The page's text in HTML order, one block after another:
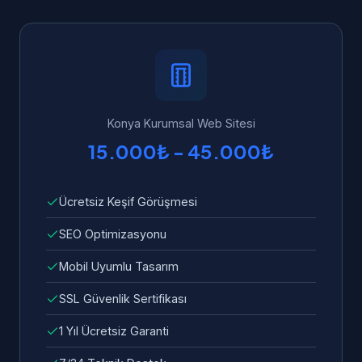
optimizasyonu, mobil uyumluluk ve hızlı
ulaşabilirsiniz. Garanti kapsamında tüm hata
ve sorunlar ücretsiz olarak giderilir.
Konya Kurumsal Web Sitesi
15.000₺ - 45.000₺
Ücretsiz Keşif Görüşmesi
SEO Optimizasyonu
Mobil Uyumlu Tasarım
SSL Güvenlik Sertifikası
1 Yıl Ücretsiz Garanti